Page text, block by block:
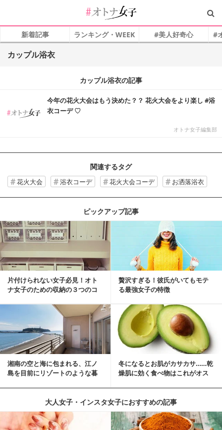
新着記事 ランキング・WEEK #美人好奇心 #
カップル浴衣
カップル浴衣の記事
今年の花火大会はもう決めた？？ 花火大会をより楽し #浴
衣コーデ ♡
オトナ女子編集部
関連するタグ
花火大会 浴衣コーデ 花火大会コーデ お洒落浴衣
ピックアップ記事
片付けられない女子必見！オト
ナ女子のための収納の３つのコ
贅沢すぎる！彼氏がいてもモテ
る最強女子の特徴
湘南の空と海に包まれる、江ノ
島を目前にリゾートのような暮
冬になるとお肌がカサカサ……乾
燥肌に効く食べ物はこれがオス
大人女子・インスタ女子におすすめの記事